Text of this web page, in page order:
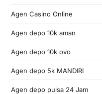
Agen Casino Online
Agen depo 10k aman
Agen depo 10k ovo
Agen depo 5k MANDIRI
Agen depo pulsa 24 Jam